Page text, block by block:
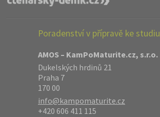
Poradenství v přípravě ke studiu
AMOS – KamPoMaturite.cz, s.r.o.
Dukelských hrdinů 21
Praha 7
170 00
info@kampomaturite.cz
+420 606 411 115